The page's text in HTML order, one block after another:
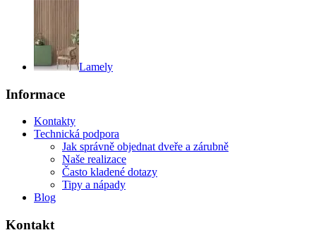
Lamely
Informace
Kontakty
Technická podpora
Jak správně objednat dveře a zárubně
Naše realizace
Často kladené dotazy
Tipy a nápady
Blog
Kontakt